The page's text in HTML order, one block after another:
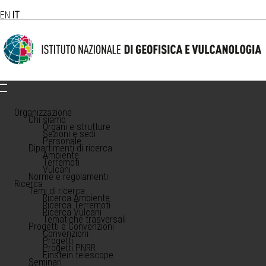
EN IT
Organizzazione
Chi siamo
Organi e strutture
Sezioni e sedi
Personale
Dipartimenti di ricerca
Ambiente
Terremoti
Vulcani
Norme e regolamenti
Ricerca
Temi di ricerca
Ricerca Ambiente
Ricerca Terremoti
Ricerca Vulcani
Tematiche trasversali
Progetti e Convenzioni
Convenzioni
Progetti
Progetti PNRR
Einstein telescope
Seminari